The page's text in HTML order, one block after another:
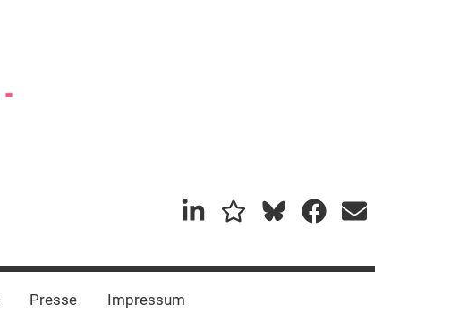
MastadonBluesky
Presse Impressum